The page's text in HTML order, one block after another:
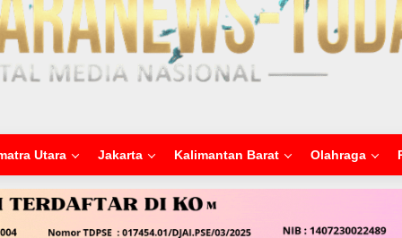
Utara Jakarta Kalimantan Barat Olahraga